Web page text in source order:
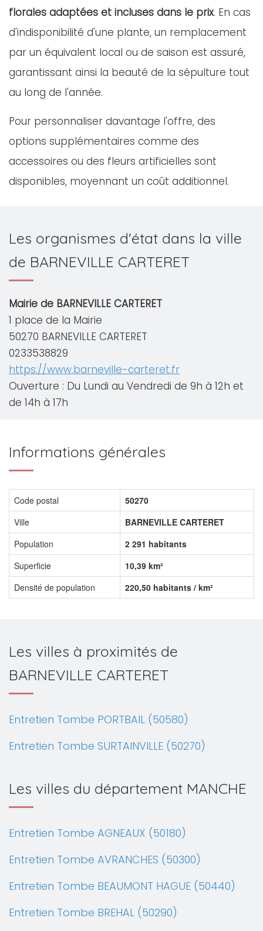
florales adaptées et incluses dans le prix. En cas
d'indisponibilité d'une plante, un remplacement
par un équivalent local ou de saison est assuré,
garantissant ainsi la beauté de la sépulture tout
au long de l'année.
Pour personnaliser davantage l'offre, des
options supplémentaires comme des
accessoires ou des fleurs artificielles sont
disponibles, moyennant un coût additionnel.
Les organismes d'état dans la ville
de BARNEVILLE CARTERET
Mairie de BARNEVILLE CARTERET
1 place de la Mairie
50270 BARNEVILLE CARTERET
0233538829
https://www.barneville-carteret.fr
Ouverture : Du Lundi au Vendredi de 9h à 12h et
de 14h à 17h
Informations générales
Code postal
50270
Ville
BARNEVILLE CARTERET
Population
2 291 habitants
Superficie
10,39 km²
Densité de population
220,50 habitants / km²
Les villes à proximités de
BARNEVILLE CARTERET
Entretien Tombe PORTBAIL (50580)
Entretien Tombe SURTAINVILLE (50270)
Les villes du département MANCHE
Entretien Tombe AGNEAUX (50180)
Entretien Tombe AVRANCHES (50300)
Entretien Tombe BEAUMONT HAGUE (50440)
Entretien Tombe BREHAL (50290)